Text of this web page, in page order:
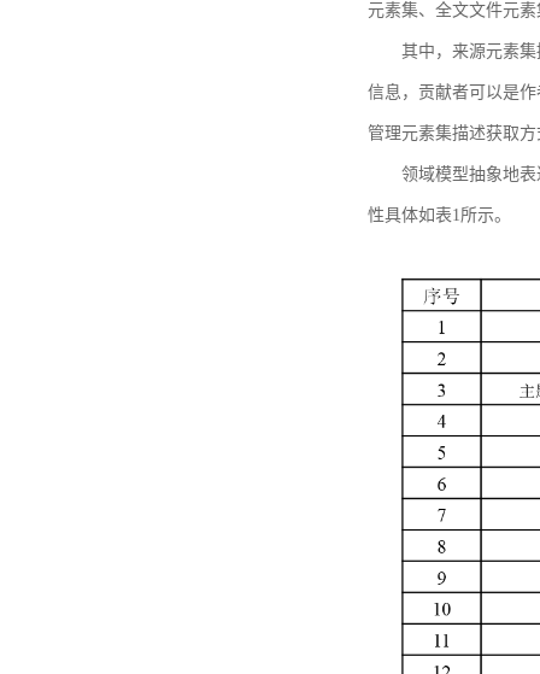
元素集、全文文件元
其中，来源元素
信息，贡献者可以是
管理元素集描述获取
领域模型抽象地
性具体如表1所示。